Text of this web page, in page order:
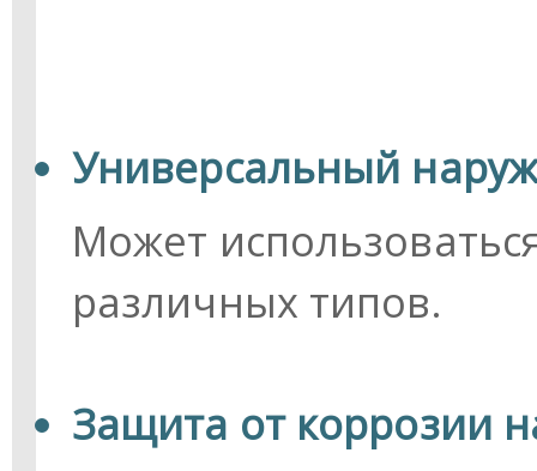
Универсальный
Может
различных типов.
Защита от коррозии